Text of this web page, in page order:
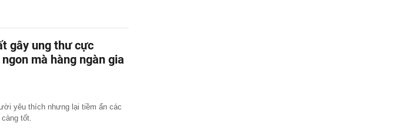
gây ung thư cực
mà hàng ngàn gia
yêu thích nhưng lại tiềm ẩn các
tốt.